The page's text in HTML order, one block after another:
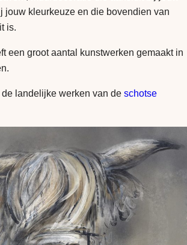
jouw kleurkeuze en die bovendien van
is.
een groot aantal kunstwerken gemaakt in
landelijke werken van de schotse